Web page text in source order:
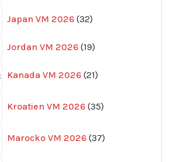
Japan VM 2026 32
produkter
Jordan VM 2026 1919
Kanada VM 2026 21
produkter
Kroatien VM 2026 35
produkter
Marocko VM 2026 37
produkter